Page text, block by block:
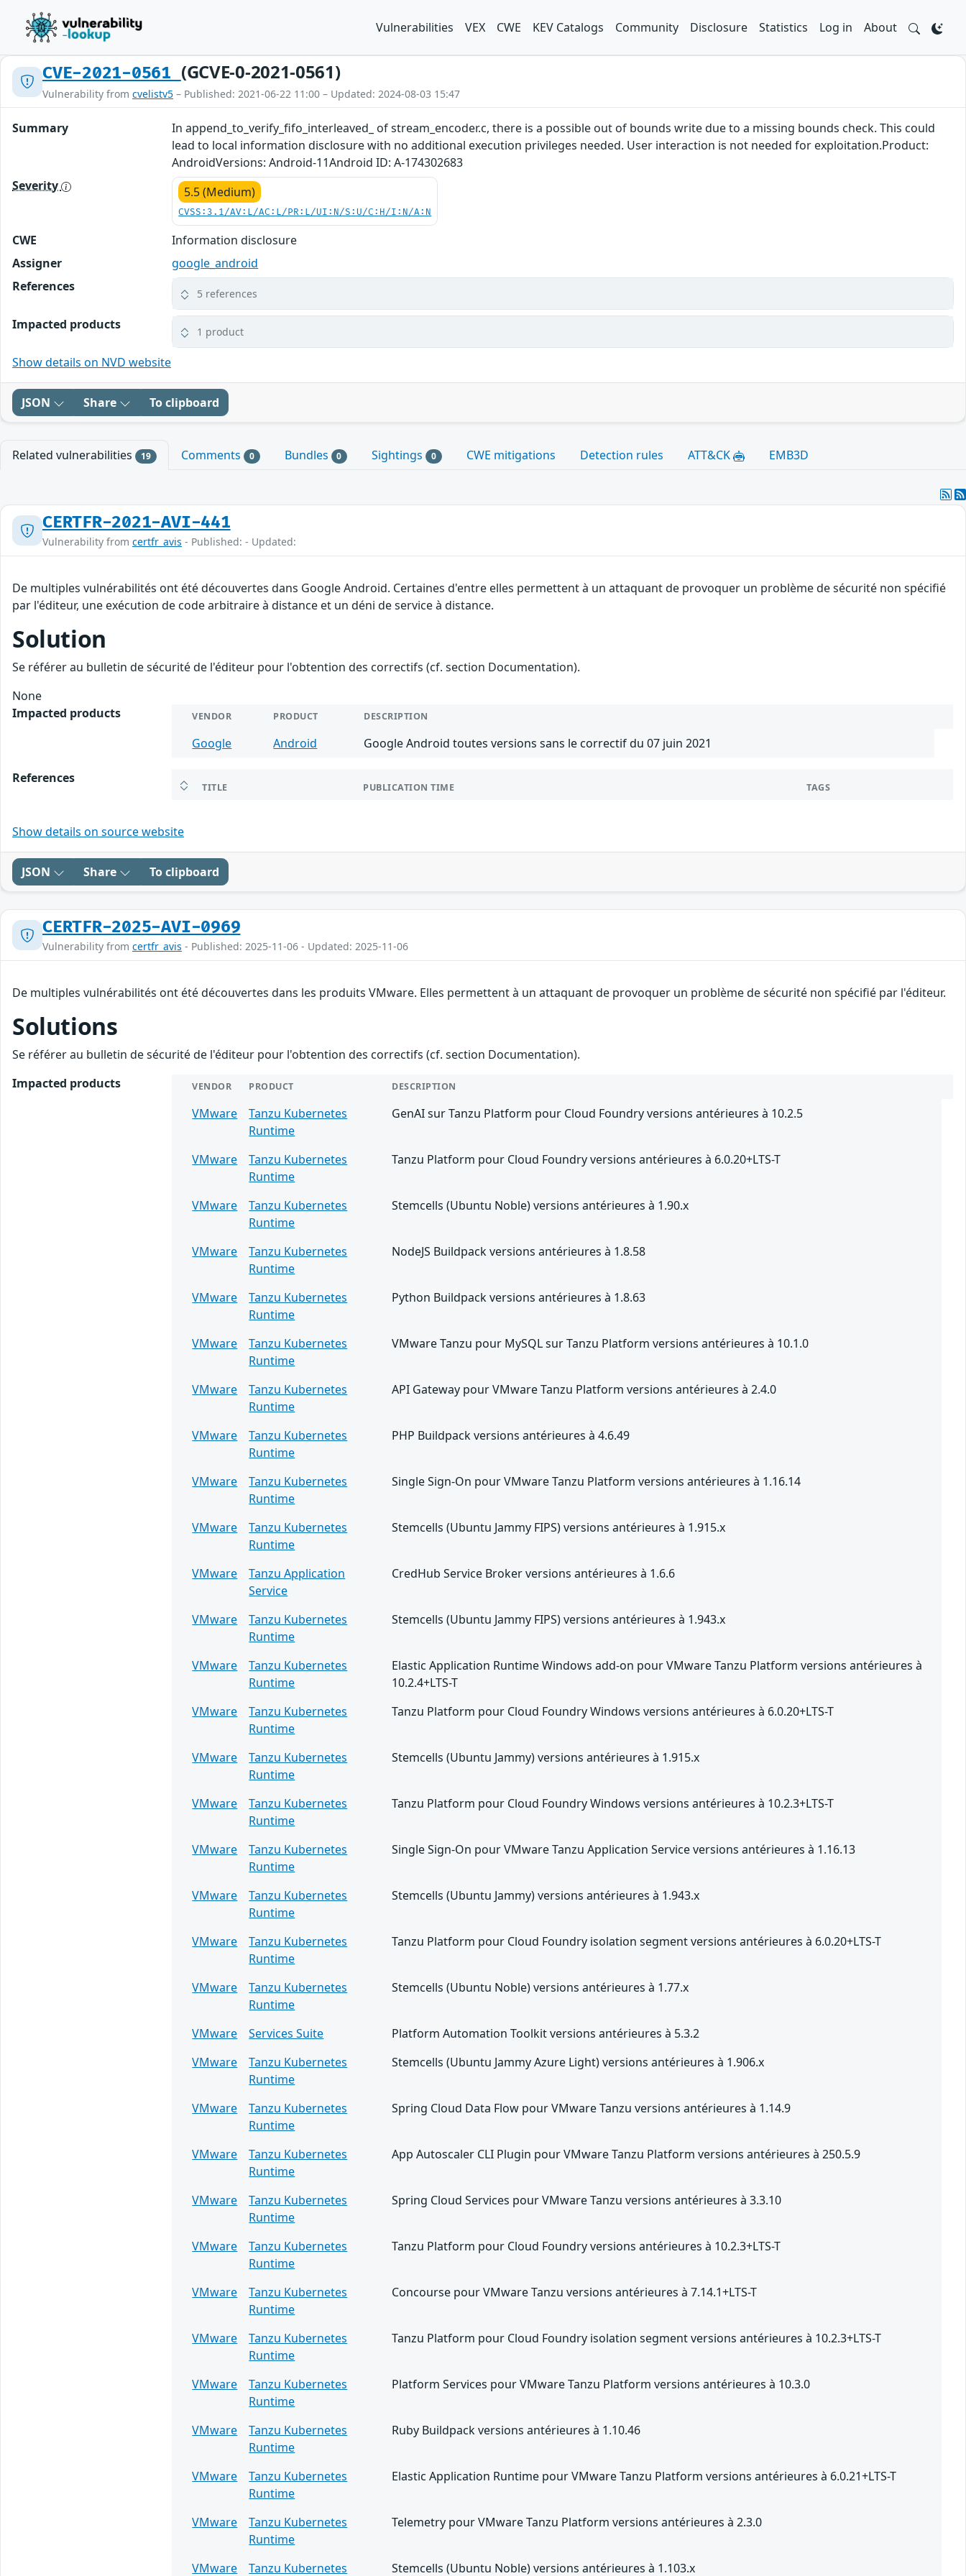
Vulnerabilities VEX CWE KEV Catalogs Community Disclosure Statistics Log in About
CVE-2021-0561 (GCVE-0-2021-0561)
Vulnerability from cvelistv5 – Published: 2021-06-22 11:00 – Updated: 2024-08-03 15:47
Summary
In append_to_verify_fifo_interleaved_ of stream_encoder.c, there is a possible out of bounds write due to a missing bounds check. This could
lead to local information disclosure with no additional execution privileges needed. User interaction is not needed for exploitation.Product:
AndroidVersions: Android-11Android ID: A-174302683
Severity
5.5 (Medium)
CVSS:3.1/AV:L/AC:L/PR:L/UI:N/S:U/C:H/I:N/A:N
CWE
Information disclosure
Assigner
google_android
References
5 references
Impacted products 1 product
Show details on NVD website
JSON Share To clipboard
Related vulnerabilities 19 Comments 0 Bundles 0 Sightings 0 CWE mitigations Detection rules ATT&CK EMB3D
CERTFR-2021-AVI-441
Vulnerability from certfr_avis - Published: - Updated:
De multiples vulnérabilités ont été découvertes dans Google Android. Certaines d'entre elles permettent à un attaquant de provoquer un problème de sécurité non spécifié
par l'éditeur, une exécution de code arbitraire à distance et un déni de service à distance.
Solution
Se référer au bulletin de sécurité de l'éditeur pour l'obtention des correctifs (cf. section Documentation).
None
Impacted products
VENDOR PRODUCT DESCRIPTION
Google Android Google Android toutes versions sans le correctif du 07 juin 2021
References
TITLE PUBLICATION TIME TAGS
Show details on source website
JSON Share To clipboard
CERTFR-2025-AVI-0969
Vulnerability from certfr_avis - Published: 2025-11-06 - Updated: 2025-11-06
De multiples vulnérabilités ont été découvertes dans les produits VMware. Elles permettent à un attaquant de provoquer un problème de sécurité non spécifié par l'éditeur.
Solutions
Se référer au bulletin de sécurité de l'éditeur pour l'obtention des correctifs (cf. section Documentation).
Impacted products
VENDOR PRODUCT DESCRIPTION
VMware
Tanzu Kubernetes
Runtime
GenAI sur Tanzu Platform pour Cloud Foundry versions antérieures à 10.2.5
VMware
Tanzu Kubernetes
Runtime
Tanzu Platform pour Cloud Foundry versions antérieures à 6.0.20+LTS-T
VMware
Tanzu Kubernetes
Runtime
Stemcells (Ubuntu Noble) versions antérieures à 1.90.x
VMware
Tanzu Kubernetes
Runtime
NodeJS Buildpack versions antérieures à 1.8.58
VMware
Tanzu Kubernetes
Runtime
Python Buildpack versions antérieures à 1.8.63
VMware
Tanzu Kubernetes
Runtime
VMware Tanzu pour MySQL sur Tanzu Platform versions antérieures à 10.1.0
VMware
Tanzu Kubernetes
Runtime
API Gateway pour VMware Tanzu Platform versions antérieures à 2.4.0
VMware
Tanzu Kubernetes
Runtime
PHP Buildpack versions antérieures à 4.6.49
VMware
Tanzu Kubernetes
Runtime
Single Sign-On pour VMware Tanzu Platform versions antérieures à 1.16.14
VMware
Tanzu Kubernetes
Runtime
Stemcells (Ubuntu Jammy FIPS) versions antérieures à 1.915.x
VMware
Tanzu Application
Service
CredHub Service Broker versions antérieures à 1.6.6
VMware
Tanzu Kubernetes
Runtime
Stemcells (Ubuntu Jammy FIPS) versions antérieures à 1.943.x
VMware
Tanzu Kubernetes
Runtime
Elastic Application Runtime Windows add-on pour VMware Tanzu Platform versions antérieures à
10.2.4+LTS-T
VMware
Tanzu Kubernetes
Runtime
Tanzu Platform pour Cloud Foundry Windows versions antérieures à 6.0.20+LTS-T
VMware
Tanzu Kubernetes
Runtime
Stemcells (Ubuntu Jammy) versions antérieures à 1.915.x
VMware
Tanzu Kubernetes
Runtime
Tanzu Platform pour Cloud Foundry Windows versions antérieures à 10.2.3+LTS-T
VMware
Tanzu Kubernetes
Runtime
Single Sign-On pour VMware Tanzu Application Service versions antérieures à 1.16.13
VMware
Tanzu Kubernetes
Runtime
Stemcells (Ubuntu Jammy) versions antérieures à 1.943.x
VMware
Tanzu Kubernetes
Runtime
Tanzu Platform pour Cloud Foundry isolation segment versions antérieures à 6.0.20+LTS-T
VMware
Tanzu Kubernetes
Runtime
Stemcells (Ubuntu Noble) versions antérieures à 1.77.x
VMware Services Suite
Platform Automation Toolkit versions antérieures à 5.3.2
VMware
Tanzu Kubernetes
Runtime
Stemcells (Ubuntu Jammy Azure Light) versions antérieures à 1.906.x
VMware
Tanzu Kubernetes
Runtime
Spring Cloud Data Flow pour VMware Tanzu versions antérieures à 1.14.9
VMware
Tanzu Kubernetes
Runtime
App Autoscaler CLI Plugin pour VMware Tanzu Platform versions antérieures à 250.5.9
VMware
Tanzu Kubernetes
Runtime
Spring Cloud Services pour VMware Tanzu versions antérieures à 3.3.10
VMware
Tanzu Kubernetes
Runtime
Tanzu Platform pour Cloud Foundry versions antérieures à 10.2.3+LTS-T
VMware
Tanzu Kubernetes
Runtime
Concourse pour VMware Tanzu versions antérieures à 7.14.1+LTS-T
VMware
Tanzu Kubernetes
Runtime
Tanzu Platform pour Cloud Foundry isolation segment versions antérieures à 10.2.3+LTS-T
VMware
Tanzu Kubernetes
Runtime
Platform Services pour VMware Tanzu Platform versions antérieures à 10.3.0
VMware
Tanzu Kubernetes
Runtime
Ruby Buildpack versions antérieures à 1.10.46
VMware
Tanzu Kubernetes
Runtime
Elastic Application Runtime pour VMware Tanzu Platform versions antérieures à 6.0.21+LTS-T
VMware
Tanzu Kubernetes
Runtime
Telemetry pour VMware Tanzu Platform versions antérieures à 2.3.0
VMware Tanzu Kubernetes Stemcells (Ubuntu Noble) versions antérieures à 1.103.x